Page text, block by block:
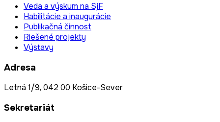
Veda a výskum na SjF
Habilitácie a inaugurácie
Publikačná činnost
Riešené projekty
Výstavy
Adresa
Letná 1/9, 042 00 Košice-Sever
Sekretariát